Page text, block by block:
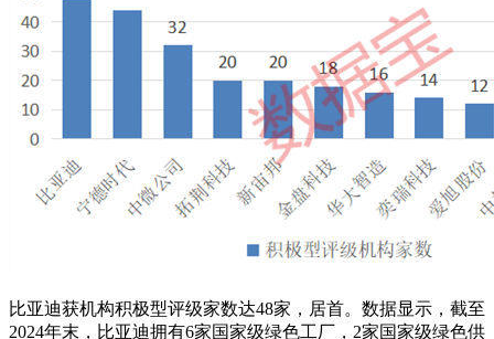
比亚迪获机构积极型评级家数达48家，居首。数据显示，截至
2024年末，比亚迪拥有6家国家级绿色工厂，2家国家级绿色供